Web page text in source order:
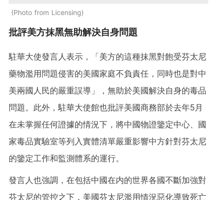
Photo from Licensing
批評美方抹黑無助解決自身問題
駐華大使發言人表示，「美方的這種抹黑對飽受芬太尼
藥物濫用問題侵害的美國家庭不負責任，同時也是對中
美兩國人民的嚴重誤導」，無助於美國解決自身的毒品
問題。此外，駐華大使館也批評美國商務部於去年5月
在未掌握任何證據的情況下，將中國物證鑒定中心、國
家毒品實驗室等列入實體清單嚴重影響中方針對芬太尼
的鑒定工作和監測體系的運行。
發言人也強調，在包括中國在内的世界各國不斷加強對
芬太尼的管控之下，美國芬太尼濫用情況惡化導致死亡